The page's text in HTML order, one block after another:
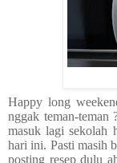
Happy long
nggak teman-teman
masuk lagi sekolah
hari ini. Pasti masih
posting resep dulu